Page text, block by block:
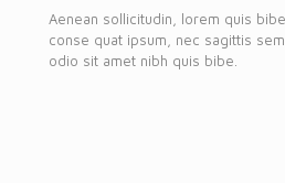
Aenean sollicitudin, lorem quis
conse quat ipsum, nec sagittis
odio sit amet nibh quis bibe.